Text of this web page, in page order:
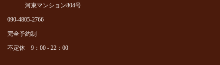
河東マンション804号
090-4805-2766
完全予約制
不定休 9：00 - 22：00